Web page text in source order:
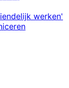
werken'